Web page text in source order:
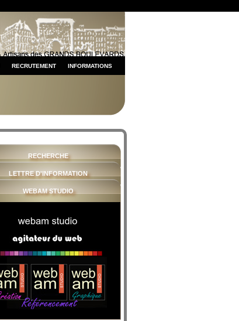
RECRUTEMENT INFORMATIONS
RECHERCHE
LETTRE D'INFORMATION
WEBAM STUDIO